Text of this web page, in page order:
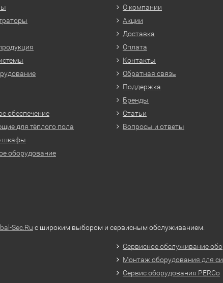
обеспечение
для тёплого пола
шкафы
оборудование
О компании
Акции
Доставка
Оплата
Контакты
Обратная связь
Поддержка
Бренды
Статьи
Вопросы и ответы
Sec.Ru с широким выбором и сервисным обслуживанием.
Сервисное обслуживание
Монтаж оборудования для
Сервис оборудования PERCo